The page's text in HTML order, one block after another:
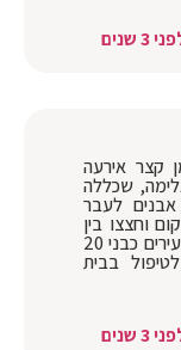
3 שנים
קצר אירעה
שכללה
אבנים לעבר
וחצצו בין
המעורבים. צוותי מד"א פינו שני צעירים כבני 20
בבית
3 שנים